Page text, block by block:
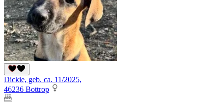
Dickie, geb. ca. 11/2025,
46236 Bottrop